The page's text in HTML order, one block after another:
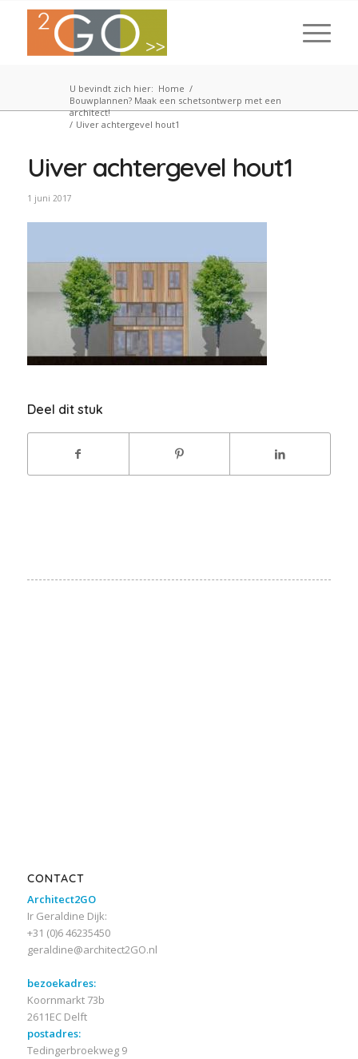
U bevindt zich hier: Home /
Bouwplannen? Maak een schetsontwerp met een
architect!
/ Uiver achtergevel hout1
Uiver achtergevel hout1
1 juni 2017
Deel dit stuk
CONTACT
Architect2GO
Ir Geraldine Dijk:
+31 (0)6 46235450
geraldine@architect2GO.nl
bezoekadres:
Koornmarkt 73b
2611EC Delft
postadres:
Tedingerbroekweg 9